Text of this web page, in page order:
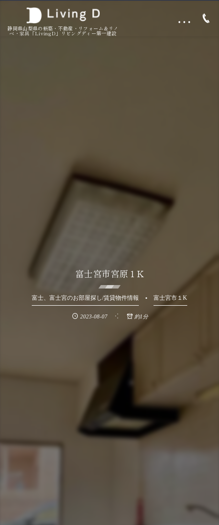
静岡県山梨県の新築・不動産・リフォーム＆リノ
ベ・家具「LivingD」リビングディー第一建設
…
富士宮市宮原１K
富士、富士宮のお部屋探し/賃貸物件情報 富士宮市１K
2023-08-07 約1分